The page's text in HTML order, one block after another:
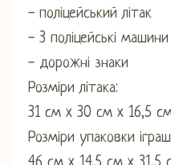
- поліцейський літак
- 3 поліцейські машини
- дорожні знаки
Розміри літака:
31 см x 30 см x 16,5
Розміри упаковки